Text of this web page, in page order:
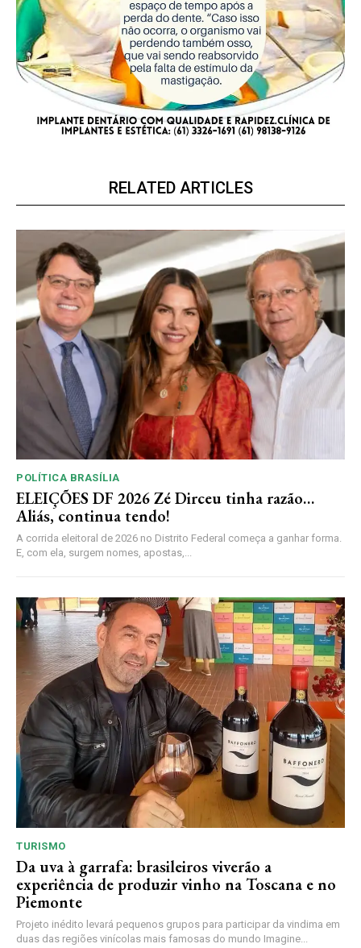
RELATED ARTICLES
POLÍTICA BRASÍLIA
ELEIÇÕES DF 2026 Zé Dirceu tinha razão…
Aliás, continua tendo!
A corrida eleitoral de 2026 no Distrito Federal começa a ganhar forma.
E, com ela, surgem nomes, apostas,...
TURISMO
Da uva à garrafa: brasileiros viverão a
experiência de produzir vinho na Toscana e no
Piemonte
Projeto inédito levará pequenos grupos para participar da vindima em
duas das regiões vinícolas mais famosas do mundo Imagine...